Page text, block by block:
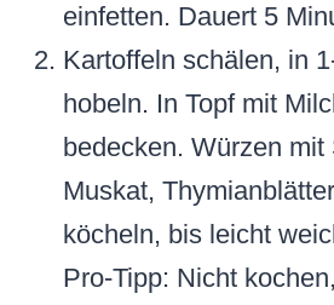
einfetten. Dauert 5
Kartoffeln schälen, in
hobeln. In Topf mit
bedecken. Würzen mit
Muskat,
köcheln, bis leicht
Pro-Tipp: Nicht